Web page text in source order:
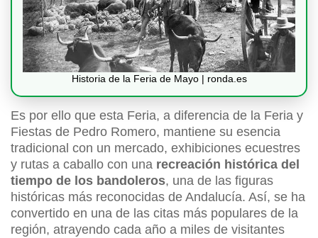
Historia de la Feria de Mayo | ronda.es
Es por ello que esta Feria, a diferencia de la Feria y
Fiestas de Pedro Romero, mantiene su esencia
tradicional con un mercado, exhibiciones ecuestres
y rutas a caballo con una recreación histórica del
tiempo de los bandoleros, una de las figuras
históricas más reconocidas de Andalucía. Así, se ha
convertido en una de las citas más populares de la
región, atrayendo cada año a miles de visitantes